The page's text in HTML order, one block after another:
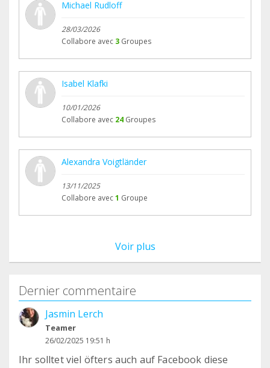
Michael Rudloff
28/03/2026
Collabore avec 3 Groupes
Isabel Klafki
10/01/2026
Collabore avec 24 Groupes
Alexandra Voigtländer
13/11/2025
Collabore avec1 Groupe
Voir plus
Dernier commentaire
Jasmin Lerch
Teamer
26/02/2025 19:51 h
Ihr solltet viel öfters auch auf Facebook diese